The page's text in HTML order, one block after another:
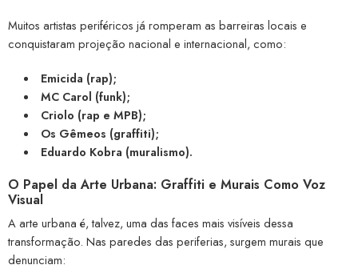
Muitos artistas periféricos já romperam as barreiras locais e
conquistaram projeção nacional e internacional, como:
Emicida (rap);
MC Carol (funk);
Criolo (rap e MPB);
Os Gêmeos (graffiti);
Eduardo Kobra (muralismo).
O Papel da Arte Urbana: Graffiti e Murais Como Voz
Visual
A arte urbana é, talvez, uma das faces mais visíveis dessa
transformação. Nas paredes das periferias, surgem murais que
denunciam: